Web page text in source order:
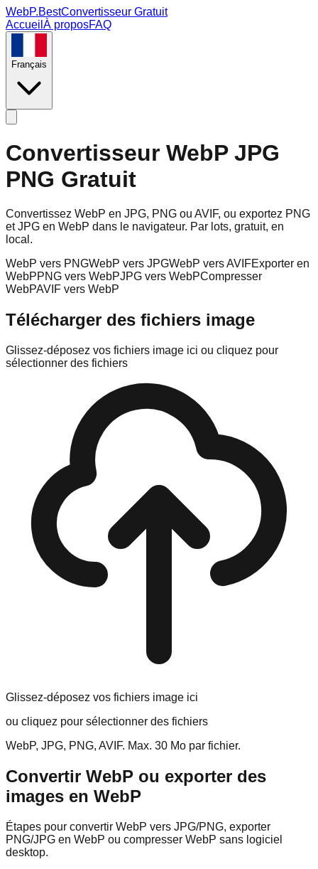
WebP.BestConvertisseur Gratuit
Accueil À proposFAQ
Français
Convertisseur WebP JPG
PNG Gratuit
Convertissez WebP en JPG, PNG ou AVIF, ou exportez PNG
et JPG en WebP dans le navigateur. Par lots, gratuit, en
local.
WebP vers PNGWebP vers JPGWebP vers AVIFExporter en
WebPPNG vers WebPJPG vers WebPCompresser
WebPAVIF vers WebP
Télécharger des fichiers image
Glissez-déposez vos fichiers image ici ou cliquez pour
sélectionner des fichiers
Glissez-déposez vos fichiers image ici
ou cliquez pour sélectionner des fichiers
WebP, JPG, PNG, AVIF. Max. 30 Mo par fichier.
Convertir WebP ou exporter des
images en WebP
Étapes pour convertir WebP vers JPG/PNG, exporter
PNG/JPG en WebP ou compresser WebP sans logiciel
desktop.